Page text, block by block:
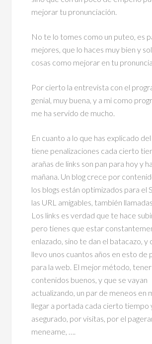
mejorar tu pronunciación.
No te lo tomes como un puteo, es
mejores, que lo haces muy bien y
cosas como mejorar en tu
Por cierto la entrevista con el
genial, muy buena, y a mi como
me ha servido de mucho.
En cuanto a lo que has explicado
tiene penalizaciones cada cierto
arañas de links son pan para hoy y
mañana. Un blog crece por
los blogs están optimizados para el
las URL amigables, también
Los links es verdad que te hace
pero tienes que estar
enlazado, sino te dan el batacazo, y
llevo unos cuantos años en esto de
para la web. El mejor método,
contenidos buenos, y que se vayan
actualizando, un par de meneos en
llegar a portada cada cierto tiempo
asegurado, por visitas, por el
meneame, ….